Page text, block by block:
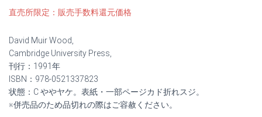
の
価
格
は
¥10,000
在
価
は
直売所限定：販売手数料還元価格
David Muir Wood,
Cambridge University Press,
刊行：1991年
ISBN：978-0521337823
状態：C ややヤケ。表紙・一部ページカド折れスジ。
※併売品のため品切れの際はご容赦ください。